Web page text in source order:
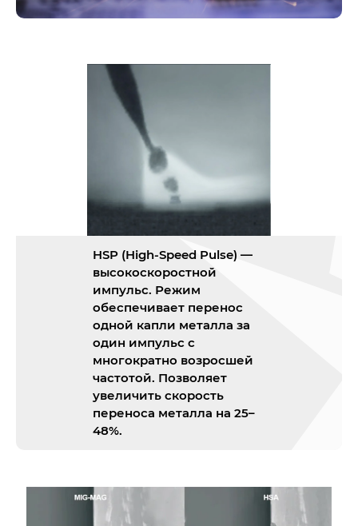
HSP (High-Speed Pulse) —
высокоскоростной
импульс. Режим
обеспечивает перенос
одной капли металла за
один импульс с
многократно возросшей
частотой. Позволяет
увеличить скорость
переноса металла на 25–
48%.